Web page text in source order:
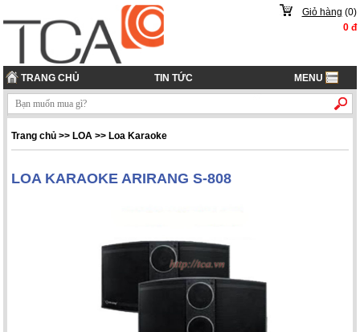
Giỏ hàng (0)
0đ
TRANG CHỦ TIN TỨC MENU
Trang chủ >> LOA >> Loa Karaoke
LOA KARAOKE ARIRANG S-808